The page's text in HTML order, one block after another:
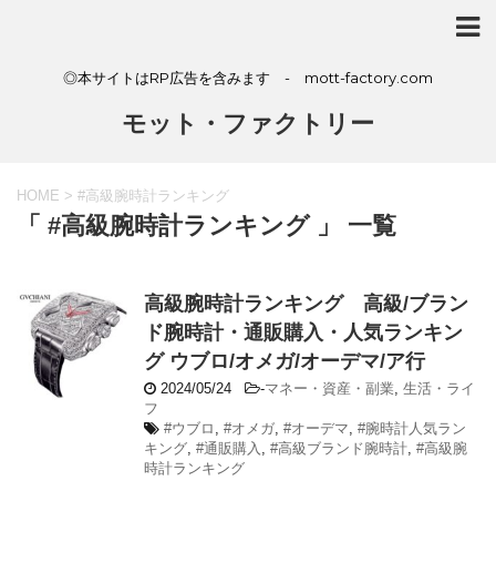
◎本サイトはRP広告を含みます - mott-factory.com
モット・ファクトリー
HOME > #高級腕時計ランキング
「 #高級腕時計ランキング 」 一覧
高級腕時計ランキング 高級/ブラン
ド腕時計・通販購入・人気ランキン
グ ウブロ/オメガ/オーデマ/ア行
2024/05/24 -マネー・資産・副業, 生活・ライ
フ
#ウブロ , #オメガ, #オーデマ, #腕時計人気ラン
キング, #通販購入 , #高級ブランド腕時計, #高級腕
時計ランキング